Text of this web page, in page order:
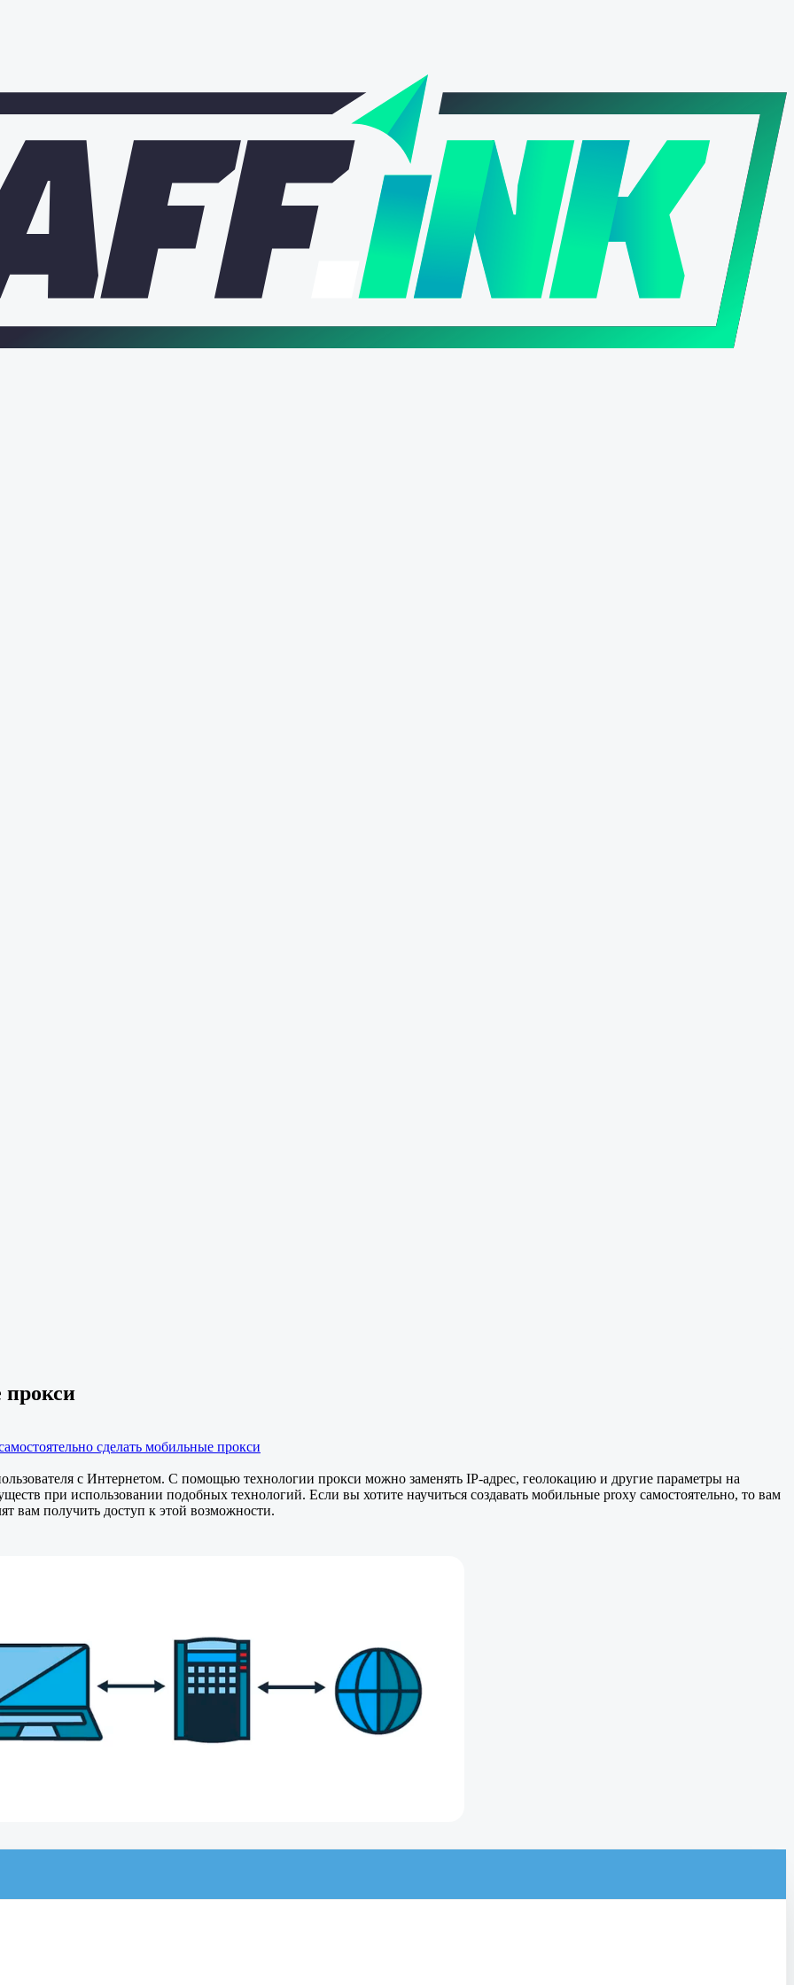
прокси
сделать мобильные прокси
с Интернетом. С помощью технологии прокси можно заменять IP-адрес, геолокацию и другие параметры на
при использовании подобных технологий. Если вы хотите научиться создавать мобильные proxy самостоятельно, то вам
вам получить доступ к этой возможности.